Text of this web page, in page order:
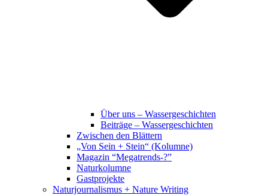
Über uns – Wassergeschichten
Beiträge – Wassergeschichten
Zwischen den Blättern
„Von Sein + Stein“ (Kolumne)
Magazin “Megatrends-?”
Naturkolumne
Gastprojekte
Naturjournalismus + Nature Writing